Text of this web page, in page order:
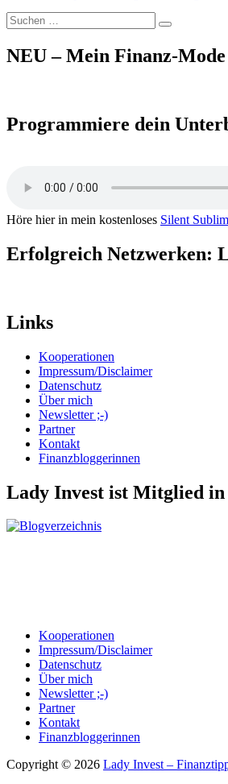
Suchen
nach:
Suchen
NEU – Mein Finanz-Mode
Programmiere dein
Höre hier in mein kostenloses Silent
Erfolgreich Netzwerken:
Links
Kooperationen
Impressum/Disclaimer
Datenschutz
Über mich
Newsletter ;-)
Partner
Kontakt
Finanzbloggerinnen
Lady Invest ist Mitglied in
Kooperationen
Impressum/Disclaimer
Datenschutz
Über mich
Newsletter ;-)
Partner
Kontakt
Finanzbloggerinnen
Copyright © 2026 Lady Invest –